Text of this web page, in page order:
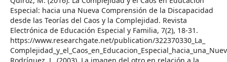
Especial: hacia una Nueva Comprensión de la Discapacidad
desde las Teorías del Caos y la Complejidad. Revista
Electrónica de Educación Especial y Familia, 7(2), 18-31.
https://www.researchgate.net/publication/322370330_La_
Rodríguez, L. (2003). La imagen del otro en relación a la